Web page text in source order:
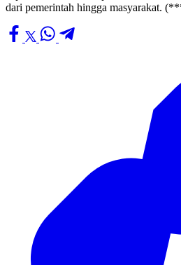
dari pemerintah hingga masyarakat.